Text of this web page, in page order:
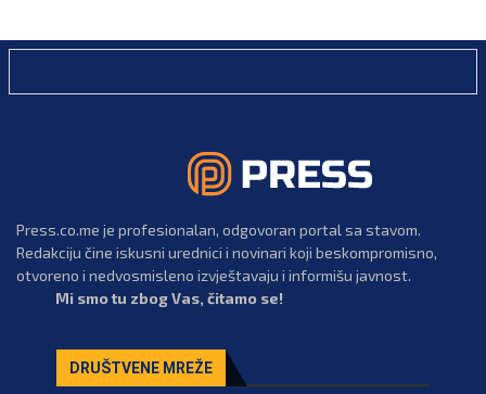
Press.co.me je profesionalan, odgovoran portal sa stavom.
Redakciju čine iskusni urednici i novinari koji beskompromisno,
otvoreno i nedvosmisleno izvještavaju i informišu javnost.
Mi smo tu zbog Vas, čitamo se!
DRUŠTVENE MREŽE